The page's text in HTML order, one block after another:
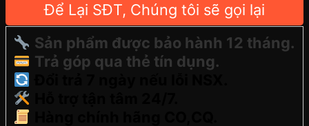
Để Lại SĐT, Chúng tôi sẽ gọi lại
Sản phẩm được bảo hành 12 tháng.
Trả góp qua thẻ tín dụng.